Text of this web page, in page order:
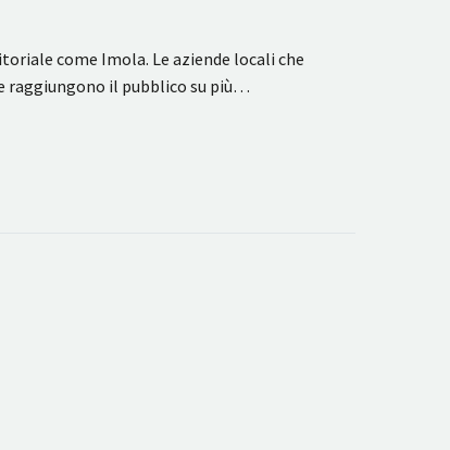
come Imola. Le aziende locali che
raggiungono il pubblico su più…